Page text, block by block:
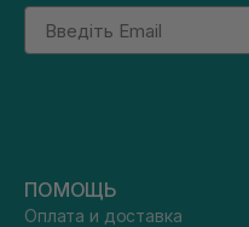
Email
ПОМОЩЬ
Оплата и доставка